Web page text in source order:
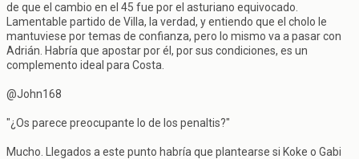
de que el cambio en el 45 fue por el asturiano equivocado.
Lamentable partido de Villa, la verdad, y entiendo que el cholo le
mantuviese por temas de confianza, pero lo mismo va a pasar con
Adrián. Habría que apostar por él, por sus condiciones, es un
complemento ideal para Costa.
@John168
"¿Os parece preocupante lo de los penaltis?"
Mucho. Llegados a este punto habría que plantearse si Koke o Gabi